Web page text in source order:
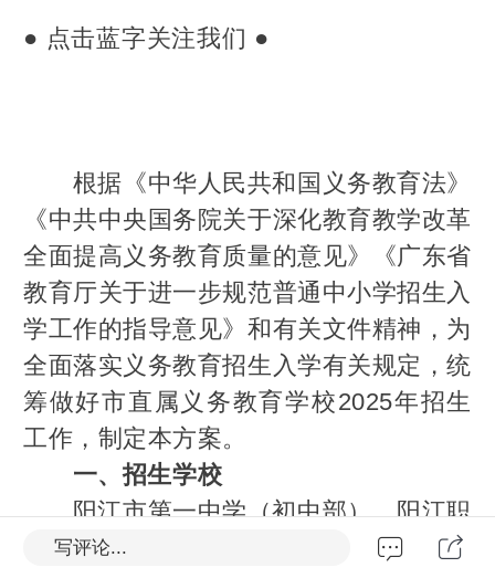
● 点击蓝字关注我们 ●
根据《中华人民共和国义务教育法》
《中共中央国务院关于深化教育教学改革
全面提高义务教育质量的意见》《广东省
教育厅关于进一步规范普通中小学招生入
学工作的指导意见》和有关文件精神，为
全面落实义务教育招生入学有关规定，统
筹做好市直属义务教育学校2025年招生
工作，制定本方案。
一、招生学校
阳江市第一中学（初中部）、阳江职
业技术学院附属实验学校、阳江市第一中
写评论...